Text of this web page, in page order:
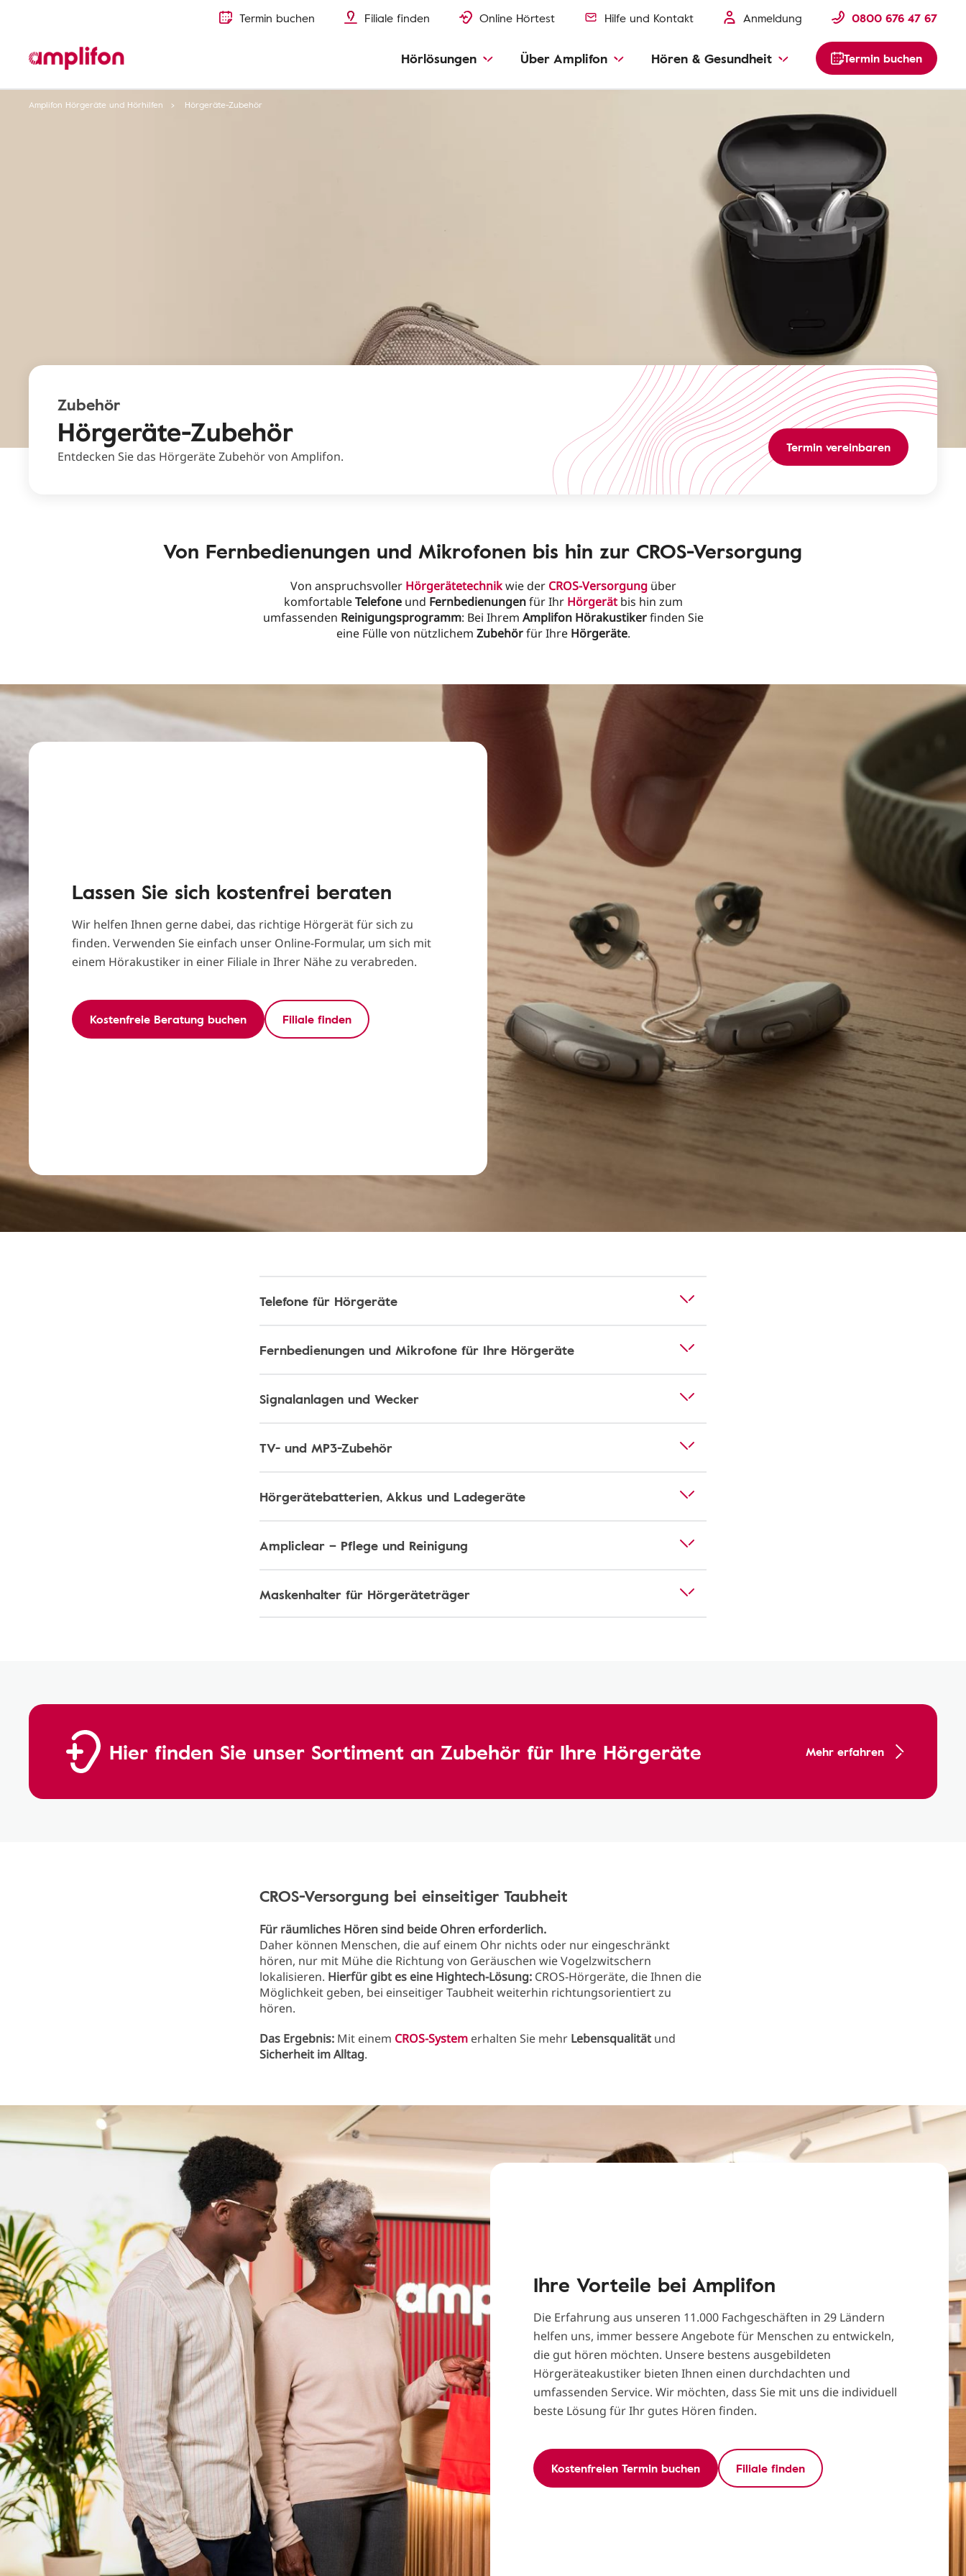
Termin buchen Filiale finden Online Hörtest Hilfe und Kontakt Anmeldung 0800 676 47 67
Hörlösungen Über Amplifon Hören & Gesundheit Termin buchen
Amplifon Hörgeräte und Hörhilfen Hörgeräte-Zubehör
Zubehör
Hörgeräte-Zubehör
Entdecken Sie das Hörgeräte Zubehör von Amplifon.
Termin vereinbaren
Von Fernbedienungen und Mikrofonen bis hin zur CROS-Versorgung
Von anspruchsvoller Hörgerätetechnikwie der CROS-Versorgungüber
komfortableTelefoneund Fernbedienungenfür Ihr Hörgerätbis hin zum
umfassenden Reinigungsprogramm: Bei Ihrem Amplifon Hörakustikerfinden Sie
eine Fülle von nützlichem Zubehörfür Ihre Hörgeräte.
Lassen Sie sich kostenfrei beraten
Wir helfen Ihnen gerne dabei, das richtige Hörgerät für sich zu
finden. Verwenden Sie einfach unser Online-Formular, um sich mit
einem Hörakustiker in einer Filiale in Ihrer Nähe zu verabreden.
Kostenfreie Beratung buchen Filiale finden
Telefone für Hörgeräte
Fernbedienungen und Mikrofone für Ihre Hörgeräte
Signalanlagen und Wecker
TV- und MP3-Zubehör
Hörgerätebatterien, Akkus und Ladegeräte
Ampliclear – Pflege und Reinigung
Maskenhalter für Hörgeräteträger
Hier finden Sie unser Sortiment an Zubehör für Ihre Hörgeräte Mehr erfahren
CROS-Versorgung bei einseitiger Taubheit
Für räumliches Hören sind beide Ohren erforderlich.
Daher können Menschen, die auf einem Ohr nichts oder nur eingeschränkt
hören, nur mit Mühe die Richtung von Geräuschen wie Vogelzwitschern
lokalisieren. Hierfür gibt es eine Hightech-Lösung: CROS-Hörgeräte, die Ihnen die
Möglichkeit geben, bei einseitiger Taubheit weiterhin richtungsorientiert zu
hören.
Das Ergebnis: Mit einem CROS-System erhalten Sie mehr Lebensqualität und
Sicherheit im Alltag.
Ihre Vorteile bei Amplifon
Die Erfahrung aus unseren 11.000 Fachgeschäften in 29 Ländern
helfen uns, immer bessere Angebote für Menschen zu entwickeln,
die gut hören möchten. Unsere bestens ausgebildeten
Hörgeräteakustiker bieten Ihnen einen durchdachten und
umfassenden Service. Wir möchten, dass Sie mit uns die individuell
beste Lösung für Ihr gutes Hören finden.
Kostenfreien Termin buchen Filiale finden